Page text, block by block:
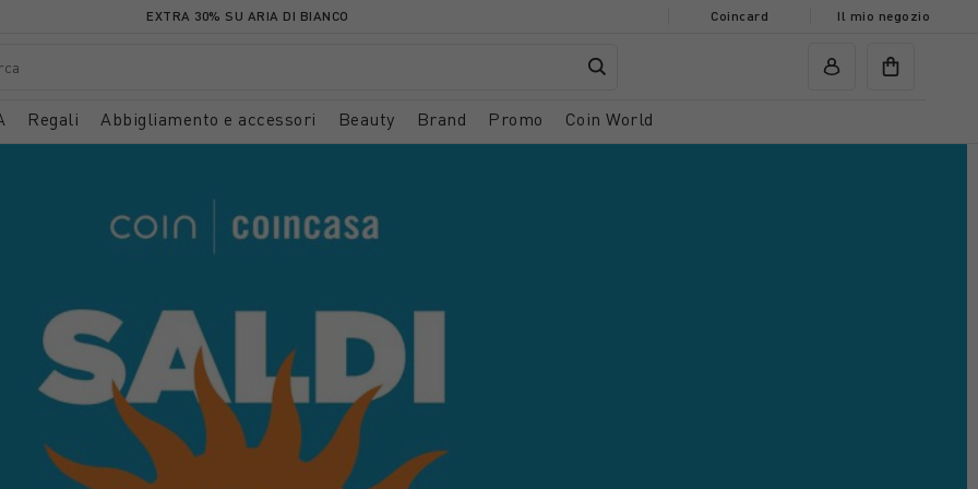
EXTRA 30% SU ARIA DI BIANCO Coincard Il mio negozio
Regali Abbigliamento e accessori Beauty Brand Promo Coin World